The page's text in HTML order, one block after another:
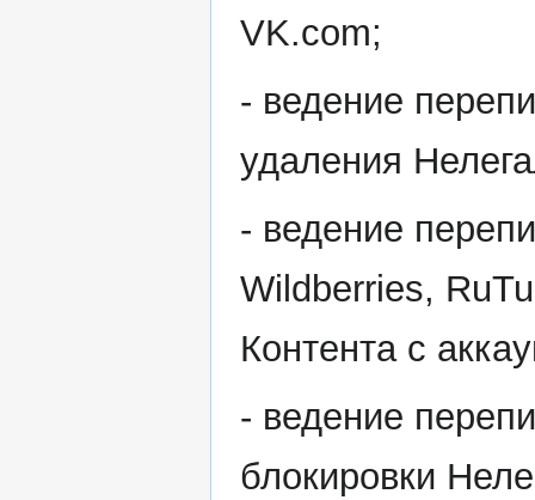
VK.com;
- ведение
удаления
- ведение
Wildberries,
Контента с
- ведение
блокировки